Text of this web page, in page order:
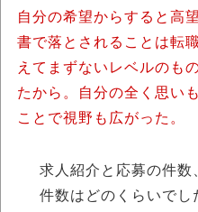
自分の希望からすると高
書で落とされることは転
えてまずないレベルのも
たから。自分の全く思い
ことで視野も広がった。
求人紹介と応募の件
件数はどのくらいでし